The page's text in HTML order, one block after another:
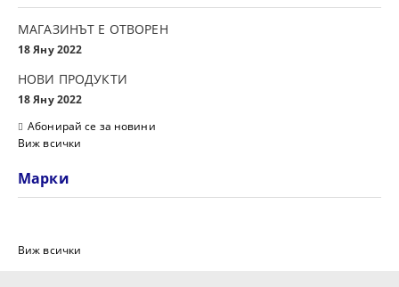
МАГАЗИНЪТ Е ОТВОРЕН
18 Яну 2022
НОВИ ПРОДУКТИ
18 Яну 2022
Абонирай се за новини
Виж всички
Марки
Виж всички